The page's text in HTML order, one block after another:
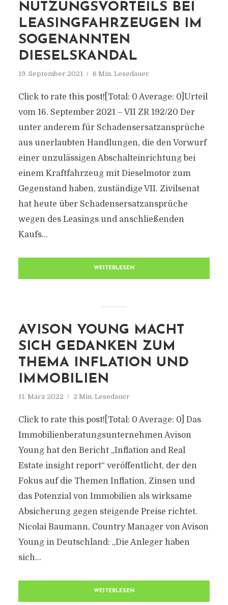
NUTZUNGSVORTEILS BEI
LEASINGFAHRZEUGEN IM
SOGENANNTEN
DIESELSKANDAL
19. September 2021 6 Min. Lesedauer
Click to rate this post![Total: 0 Average: 0]Urteil
vom 16. September 2021 – VII ZR 192/20 Der
unter anderem für Schadensersatzansprüche
aus unerlaubten Handlungen, die den Vorwurf
einer unzulässigen Abschalteinrichtung bei
einem Kraftfahrzeug mit Dieselmotor zum
Gegenstand haben, zuständige VII. Zivilsenat
hat heute über Schadensersatzansprüche
wegen des Leasings und anschließenden
Kaufs...
WEITERLESEN
AVISON YOUNG MACHT
SICH GEDANKEN ZUM
THEMA INFLATION UND
IMMOBILIEN
11. März 2022 2 Min. Lesedauer
Click to rate this post![Total: 0 Average: 0] Das
Immobilienberatungsunternehmen Avison
Young hat den Bericht „Inflation and Real
Estate insight report“ veröffentlicht, der den
Fokus auf die Themen Inflation, Zinsen und
das Potenzial von Immobilien als wirksame
Absicherung gegen steigende Preise richtet.
Nicolai Baumann, Country Manager von Avison
Young in Deutschland: „Die Anleger haben
sich...
WEITERLESEN